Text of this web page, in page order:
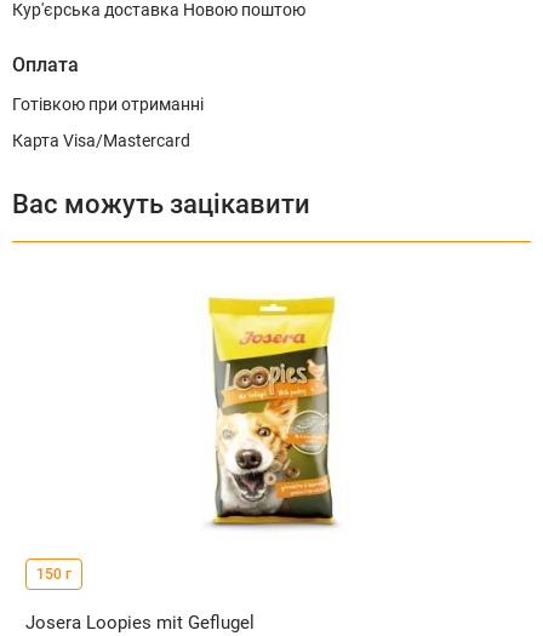
Кур'єрська доставка Новою поштою
Оплата
Готівкою при отриманні
Карта Visa/Mastercard
Вас можуть зацікавити
150 г
Josera Loopies mit Geflugel